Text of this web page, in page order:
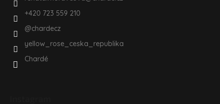
+420 723 559 210
@chardecz
yellow_rose_ceska_republika
Chardé